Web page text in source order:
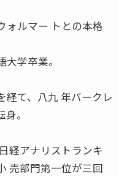
ォルマー トとの本格
学卒業。
経て、八九 年バークレ
。
経アナリストランキ
売部門第一位が三回